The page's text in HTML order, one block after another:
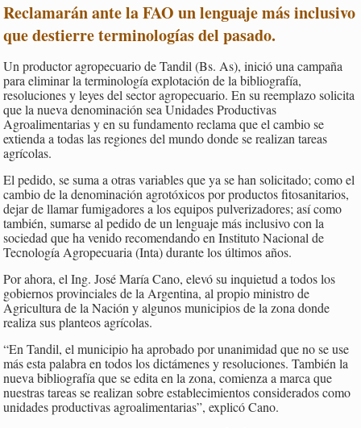
Reclamarán ante la FAO un lenguaje más inclusivo
que destierre terminologías del pasado.
Un productor agropecuario de Tandil (Bs. As), inició una campaña
para eliminar la terminología explotación de la bibliografía,
resoluciones y leyes del sector agropecuario. En su reemplazo solicita
que la nueva denominación sea Unidades Productivas
Agroalimentarias y en su fundamento reclama que el cambio se
extienda a todas las regiones del mundo donde se realizan tareas
agrícolas.
El pedido, se suma a otras variables que ya se han solicitado; como el
cambio de la denominación agrotóxicos por productos fitosanitarios,
dejar de llamar fumigadores a los equipos pulverizadores; así como
también, sumarse al pedido de un lenguaje más inclusivo con la
sociedad que ha venido recomendando en Instituto Nacional de
Tecnología Agropecuaria (Inta) durante los últimos años.
Por ahora, el Ing. José María Cano, elevó su inquietud a todos los
gobiernos provinciales de la Argentina, al propio ministro de
Agricultura de la Nación y algunos municipios de la zona donde
realiza sus planteos agrícolas.
“En Tandil, el municipio ha aprobado por unanimidad que no se use
más esta palabra en todos los dictámenes y resoluciones. También la
nueva bibliografía que se edita en la zona, comienza a marca que
nuestras tareas se realizan sobre establecimientos considerados como
unidades productivas agroalimentarias”, explicó Cano.